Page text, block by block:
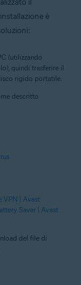
è
(utilizzando
quindi trasferire il
rigido portatile.
descritto
VPN | Avast
Saver | Avast
del file di